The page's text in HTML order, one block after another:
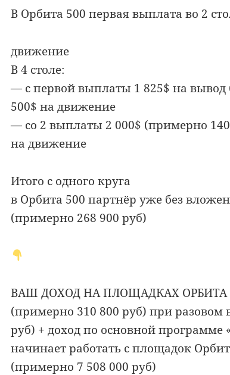
В Орбита 500 первая выплата во 2
движение
В 4 столе:
— с первой выплаты 1 825$ на
500$ на движение
— со 2 выплаты 2 000$ (примерно
на движение
Итого с одного круга
в Орбита 500 партнёр уже без
(примерно 268 900 руб)
ВАШ ДОХОД НА ПЛОЩАДКАХ ОРБИТА
(примерно 310 800 руб) при разовом
руб) + доход по основной программе
начинает работать с площадок
(примерно 7 508 000 руб)